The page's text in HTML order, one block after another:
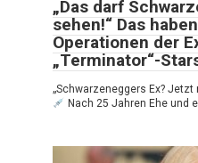
„Das darf
sehen!“ Das
Operationen der
„Terminator“-
„Schwarzeneggers Ex?
Nach 25 Jahren Ehe und